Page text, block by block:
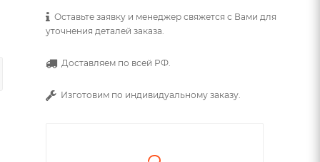
Оставьте заявку и менеджер свяжется с Вами для
уточнения деталей заказа.
Доставляем по всей РФ.
Изготовим по индивидуальному заказу.